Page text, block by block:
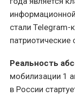
стали
Реальность
мобилизации 1
в России